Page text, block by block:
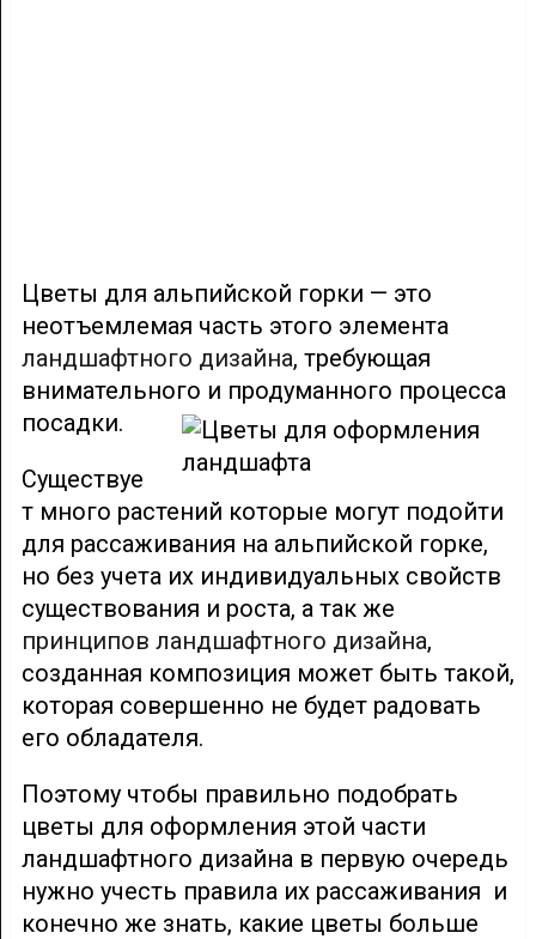
Цветы для альпийской горки — это
неотъемлемая часть этого элемента
ландшафтного дизайна, требующая
внимательного и продуманного процесса
посадки.
Существуе
т много растений которые могут подойти
для рассаживания на альпийской горке,
но без учета их индивидуальных свойств
существования и роста, а так же
принципов ландшафтного дизайна,
созданная композиция может быть такой,
которая совершенно не будет радовать
его обладателя.
Поэтому чтобы правильно подобрать
цветы для оформления этой части
ландшафтного дизайна в первую очередь
нужно учесть правила их рассаживания и
конечно же знать, какие цветы больше